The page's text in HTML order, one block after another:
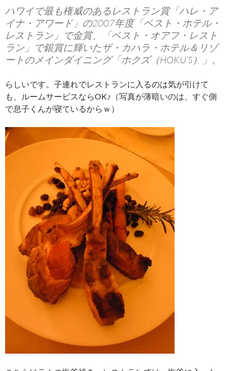
ハワイで最も権威のあるレストラン賞「ハレ・ア
イナ・アワード」の2007年度「ベスト・ホテル・
レストラン」で金賞、「ベスト・オアフ・レスト
ラン」で銀賞に輝いたザ・カハラ・ホテル＆リゾ
ートのメインダイニング「ホクズ（HOKU’S）」。
らしいです。子連れでレストランに入るのは気が引けて
も、ルームサービスならOK♪（写真が薄暗いのは、すぐ側
で息子くんが寝ているからｗ）